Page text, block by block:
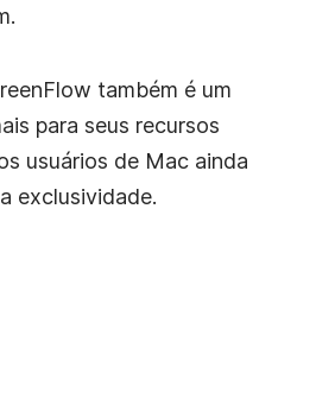
também é um
para seus recursos
usuários de Mac ainda
exclusividade.